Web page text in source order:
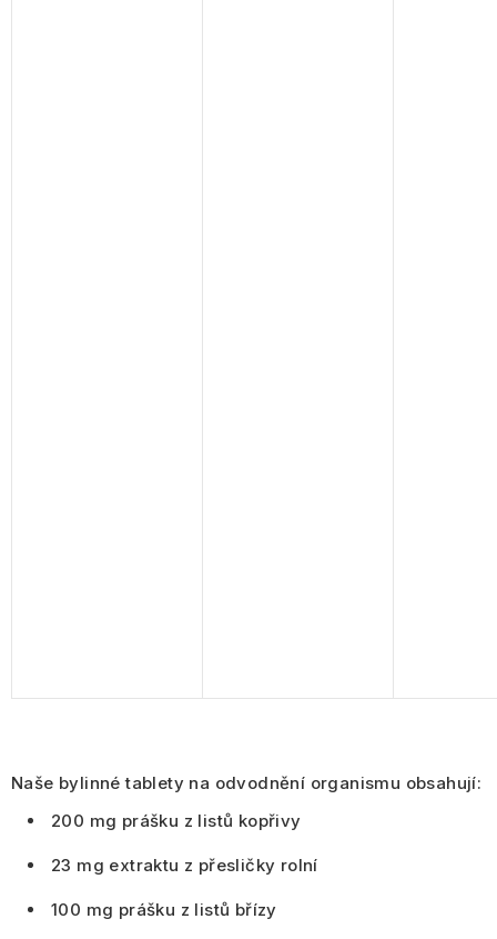
Naše bylinné tablety na odvodnění organismu obsahují:
200 mg prášku z listů kopřivy
23 mg extraktu z přesličky rolní
100 mg prášku z listů břízy